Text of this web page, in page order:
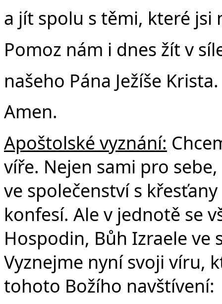
a jít spolu s těmi, které jsi
Pomoz nám i dnes žít v
našeho Pána Ježíše Krista.
Amen.
Apoštolské vyznání:
víře. Nejen sami pro
ve společenství s
konfesí. Ale v jednotě se
Hospodin, Bůh Izraele ve
Vyznejme nyní svoji víru,
tohoto Božího navštívení: